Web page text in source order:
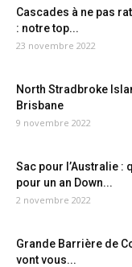
Cascades à ne pas
: notre top...
23 novembre 2022
North Stradbroke
Brisbane
9 novembre 2022
Sac pour l’Australie :
pour un an Down...
2 novembre 2022
Grande Barrière de
vont vous...